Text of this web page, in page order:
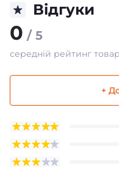
Відгуки
0 / 5
середній рейтинг
+